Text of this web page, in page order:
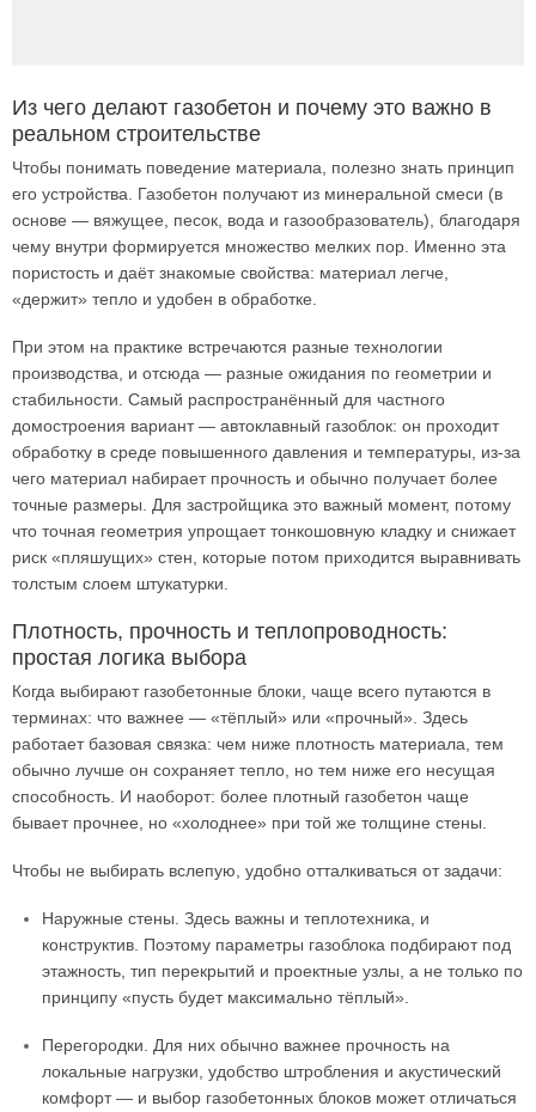
Из чего делают газобетон и почему это важно в
реальном строительстве
Чтобы понимать поведение материала, полезно знать принцип
его устройства. Газобетон получают из минеральной смеси (в
основе — вяжущее, песок, вода и газообразователь), благодаря
чему внутри формируется множество мелких пор. Именно эта
пористость и даёт знакомые свойства: материал легче,
«держит» тепло и удобен в обработке.
При этом на практике встречаются разные технологии
производства, и отсюда — разные ожидания по геометрии и
стабильности. Самый распространённый для частного
домостроения вариант — автоклавный газоблок: он проходит
обработку в среде повышенного давления и температуры, из-за
чего материал набирает прочность и обычно получает более
точные размеры. Для застройщика это важный момент, потому
что точная геометрия упрощает тонкошовную кладку и снижает
риск «пляшущих» стен, которые потом приходится выравнивать
толстым слоем штукатурки.
Плотность, прочность и теплопроводность:
простая логика выбора
Когда выбирают газобетонные блоки, чаще всего путаются в
терминах: что важнее — «тёплый» или «прочный». Здесь
работает базовая связка: чем ниже плотность материала, тем
обычно лучше он сохраняет тепло, но тем ниже его несущая
способность. И наоборот: более плотный газобетон чаще
бывает прочнее, но «холоднее» при той же толщине стены.
Чтобы не выбирать вслепую, удобно отталкиваться от задачи:
Наружные стены. Здесь важны и теплотехника, и
конструктив. Поэтому параметры газоблока подбирают под
этажность, тип перекрытий и проектные узлы, а не только по
принципу «пусть будет максимально тёплый».
Перегородки. Для них обычно важнее прочность на
локальные нагрузки, удобство штробления и акустический
комфорт — и выбор газобетонных блоков может отличаться